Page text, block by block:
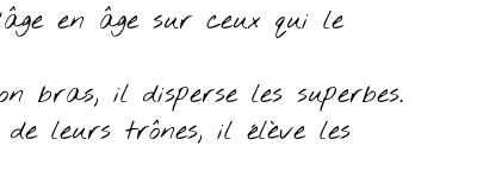
en âge sur ceux qui le
bras, il disperse les superbes.
leurs trônes, il élève les